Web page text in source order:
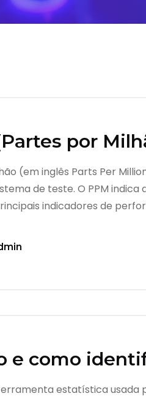
por
(em inglês Parts Per
de teste. O PPM
indicadores de
e como
estatística usada